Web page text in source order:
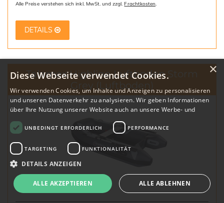
Alle Preise verstehen sich inkl. MwSt. und zzgl.Frachtkosten.
DETAILS
Talamex Highline Luftboden Storm
×
Diese Webseite verwendet Cookies.
Wir verwenden Cookies, um Inhalte und Anzeigen zu personalisieren
und unseren Datenverkehr zu analysieren. Wir geben Informationen
über Ihre Nutzung unserer Website auch an unsere Werbe- und
Informationen kombinieren, die Sie ihnen bereitgestellt haben oder
Datenschutzrichtlinie
UNBEDINGT ERFORDERLICH PERFORMANCE
TARGETING FUNKTIONALITÄT
DETAILS ANZEIGEN
ALLE AKZEPTIEREN ALLE ABLEHNEN